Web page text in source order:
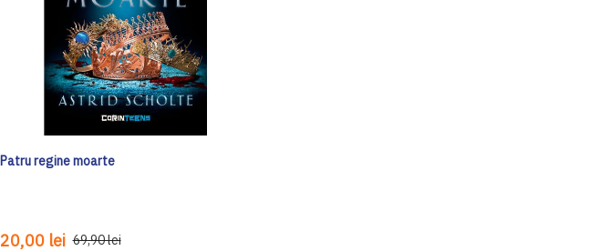
Patru regine moarte
20,00 lei 69,90 lei